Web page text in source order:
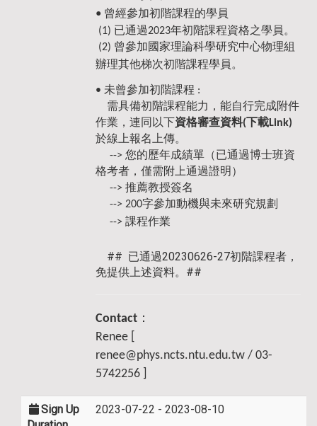
• 曾經參加初階課程的學員
(1) 已通過2023年初階課程資格之學員。
(2) 曾參加國家理論科學研究中心物理組
辦理其他梯次初階課程學員。
• 未曾參加初階課程 :
需具備初階課程能力，能自行完成附件
作業，連同以下資格審查資料( 下載Link)
於線上報名上傳。
--> 您的歷年成績單（已通過博士班資
格考者，僅需附上通過證明）
--> 推薦教授簽名
--> 200字參加動機與未來研究規劃
--> 課程作業
## 已通過20230626-27初階課程者，
免提供上述資料。##
Contact ：
Renee [
renee@phys.ncts.ntu.edu.tw / 03-
5742256 ]
Sign Up
2023-07-22 - 2023-08-10